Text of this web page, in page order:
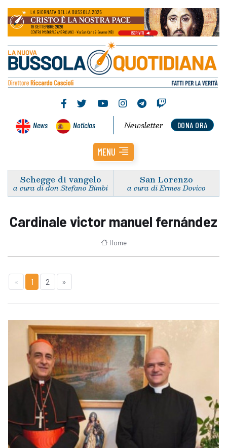
News Noticias DONA ORA
Newsletter
MENU
Schegge di vangelo
a cura di don Stefano Bimbi
San Lorenzo
a cura di Ermes Dovico
Cardinale victor manuel fernández
Home
« 1 2 »